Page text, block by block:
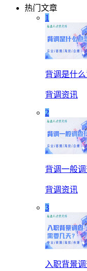
热门文章
1
背调是什
背调资讯
2
背调一般调
背调资讯
3
入职背景